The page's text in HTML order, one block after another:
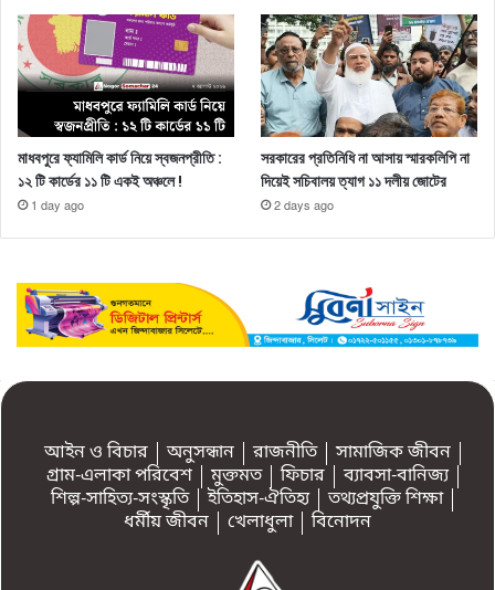
মাধবপুরে ফ্যামিলি কার্ড নিয়ে স্বজনপ্রীতি :
১২ টি কার্ডের ১১ টি একই অঞ্চলে !
1 day ago
সরকারের প্রতিনিধি না আসায় স্মারকলিপি না
দিয়েই সচিবালয় ত্যাগ ১১ দলীয় জোটের
2 days ago
আইন ও বিচার অনুসন্ধান রাজনীতি
সামাজিক জীবন
গ্রাম-এলাকা পরিবেশ
মুক্তমত ফিচার
ব্যাবসা-বানিজ্য
শিল্প-সাহিত্য-সংস্কৃতি
ইতিহাস-ঐতিহ্য
তথ্যপ্রযুক্তি শিক্ষা
ধর্মীয় জীবন
খেলাধুলা বিনোদন